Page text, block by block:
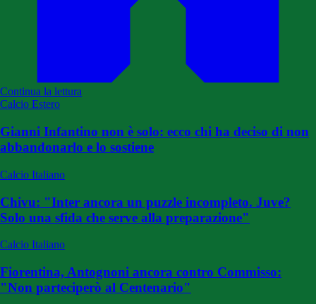
Continua la lettura
Calcio Estero
Gianni Infantino non è solo: ecco chi ha deciso di non
abbandonarlo e lo sostiene
Calcio Italiano
Chivu: "Inter ancora un puzzle incompleto. Juve?
Solo una sfida che serve alla preparazione"
Calcio Italiano
Fiorentina, Antognoni ancora contro Commisso:
"Non parteciperò al Centenario"